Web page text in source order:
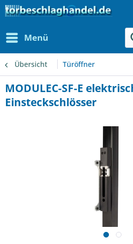
Menü
Übersicht Türöffner
MODULEC-SF-E
Einsteckschlösser